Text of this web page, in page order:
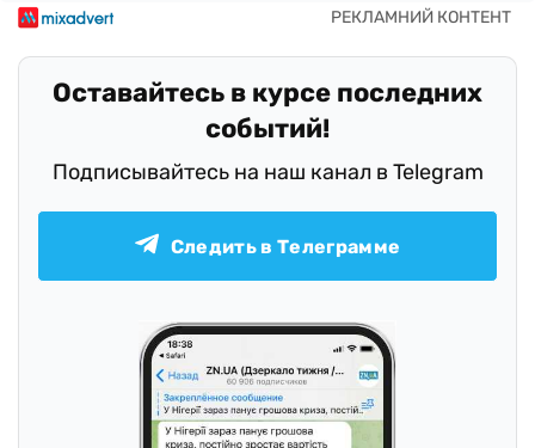
Оставайтесь в курсе последних
событий!
Подписывайтесь на наш канал в Telegram
Следить в Телеграмме